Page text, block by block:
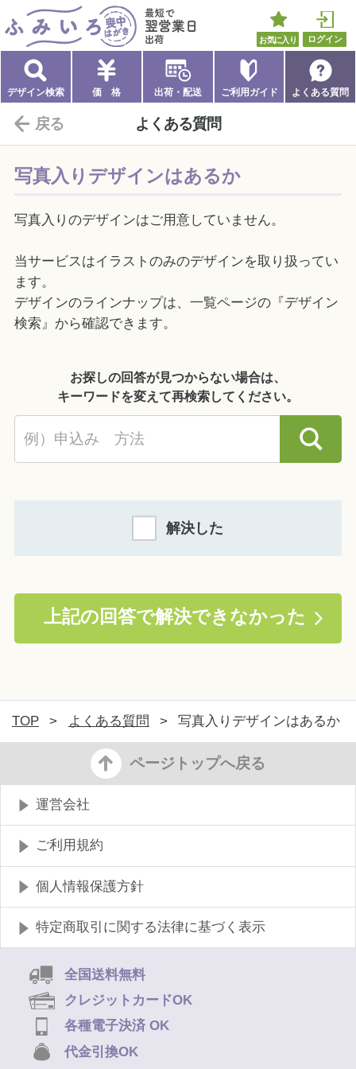
ふみいろ喪中はがき 最短で翌営業日出荷
お気に入り ログイン
デザイン検索 価 格 出荷・配送 ご利用ガイド よくある質問
よくある質問
戻る
写真入りデザインはあるか
写真入りのデザインはご用意していません。
当サービスはイラストのみのデザインを取り扱ってい
ます。
デザインのラインナップは、一覧ページの『デザイン
検索』から確認できます。
お探しの回答が見つからない場合は、
キーワードを変えて再検索してください。
解決した
上記の回答で解決できなかった
TOP > よくある質問 > 写真入りデザインはあるか
ページトップへ戻る
運営会社
ご利用規約
個人情報保護方針
特定商取引に関する法律に基づく表示
全国送料無料
クレジットカードOK
各種電子決済 OK
代金引換OK